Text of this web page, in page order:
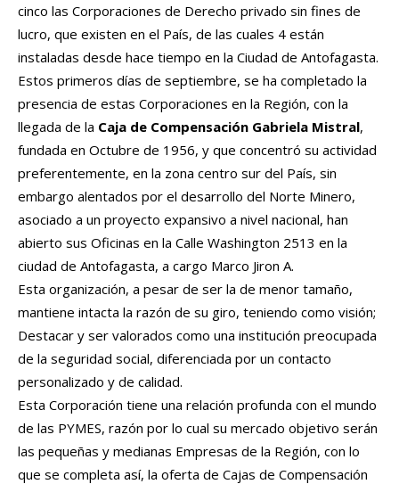
cinco las Corporaciones de Derecho privado sin fines de
lucro, que existen en el País, de las cuales 4 están
instaladas desde hace tiempo en la Ciudad de Antofagasta.
Estos primeros días de septiembre, se ha completado la
presencia de estas Corporaciones en la Región, con la
llegada de la Caja de Compensación Gabriela Mistral,
fundada en Octubre de 1956, y que concentró su actividad
preferentemente, en la zona centro sur del País, sin
embargo alentados por el desarrollo del Norte Minero,
asociado a un proyecto expansivo a nivel nacional, han
abierto sus Oficinas en la Calle Washington 2513 en la
ciudad de Antofagasta, a cargo Marco Jiron A.
Esta organización, a pesar de ser la de menor tamaño,
mantiene intacta la razón de su giro, teniendo como visión;
Destacar y ser valorados como una institución preocupada
de la seguridad social, diferenciada por un contacto
personalizado y de calidad.
Esta Corporación tiene una relación profunda con el mundo
de las PYMES, razón por lo cual su mercado objetivo serán
las pequeñas y medianas Empresas de la Región, con lo
que se completa así, la oferta de Cajas de Compensación